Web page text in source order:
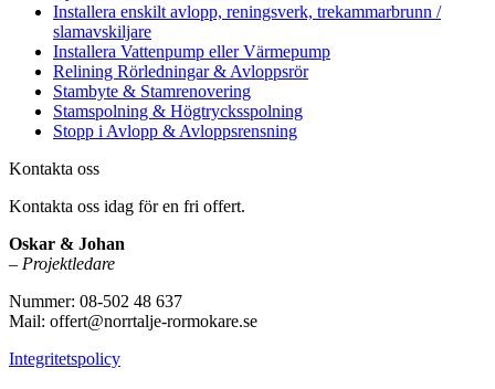
Installera enskilt avlopp, reningsverk, trekammarbrunn /
slamavskiljare
Installera Vattenpump eller Värmepump
Relining Rörledningar & Avloppsrör
Stambyte & Stamrenovering
Stamspolning & Högtrycksspolning
Stopp i Avlopp & Avloppsrensning
Kontakta oss
Kontakta oss idag för en fri offert.
Oskar & Johan
– Projektledare
Nummer: 08-502 48 637
Mail: offert@norrtalje-rormokare.se
Integritetspolicy